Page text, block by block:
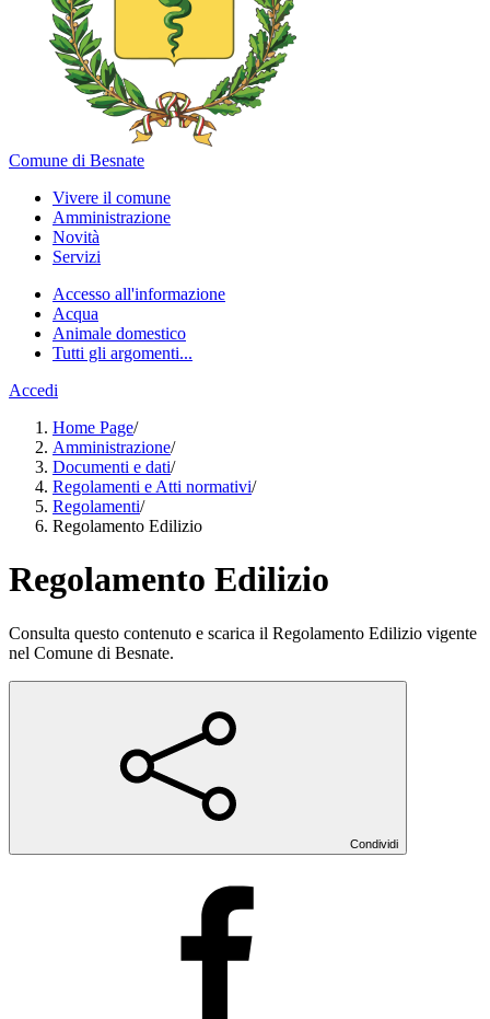
Comune di Besnate
Vivere il comune
Amministrazione
Novità
Servizi
Accesso all'informazione
Acqua
Animale domestico
Tutti gli argomenti...
Accedi
Home Page/
Amministrazione/
Documenti e dati/
Regolamenti e Atti normativi/
Regolamenti/
Regolamento Edilizio
Regolamento Edilizio
Consulta questo contenuto e scarica il Regolamento Edilizio vigente
nel Comune di Besnate.
Condividi